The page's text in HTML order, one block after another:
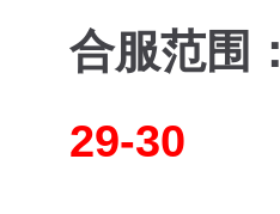
合服范围：
29-30